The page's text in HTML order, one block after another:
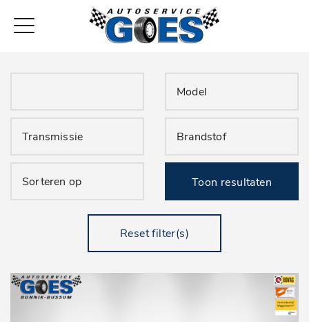
Toon resultaten
Reset filter(s)